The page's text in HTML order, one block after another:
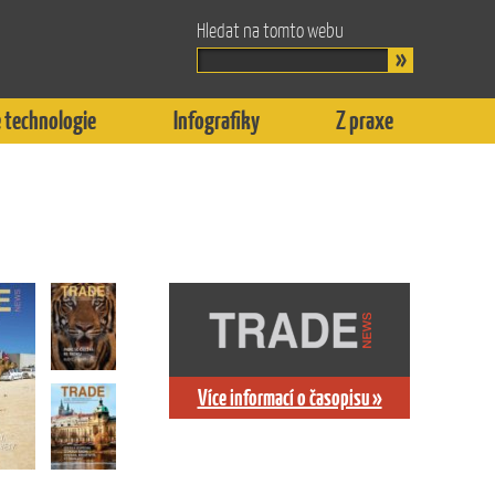
Hledat na tomto webu
technologie Infografiky Z praxe
Více informací o časopisu »